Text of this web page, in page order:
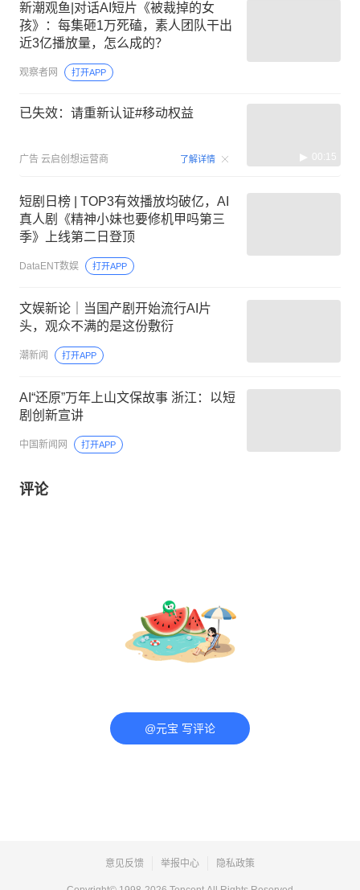
新潮观鱼|对话AI短片《被裁掉的女
孩》：每集砸1万死磕，素人团队干出
近3亿播放量，怎么成的？
观察者网 打开APP
已失效：请重新认证#移动权益
广告 云启创想运营商 了解详情 00:15
短剧日榜 | TOP3有效播放均破亿，AI
真人剧《精神小妹也要修机甲吗第三
季》上线第二日登顶
DataENT数娱 打开APP
文娱新论｜当国产剧开始流行AI片
头，观众不满的是这份敷衍
潮新闻 打开APP
AI“还原”万年上山文保故事 浙江：以短
剧创新宣讲
中国新闻网 打开APP
评论
@元宝 写评论
意见反馈 举报中心 隐私政策